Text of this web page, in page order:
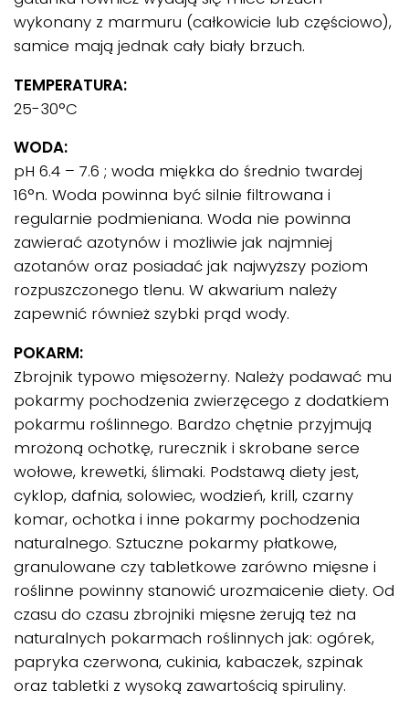
wykonany z marmuru (całkowicie lub częściowo),
samice mają jednak cały biały brzuch.
TEMPERATURA:
25-30°C
WODA:
pH 6.4 – 7.6 ; woda miękka do średnio twardej
16°n. Woda powinna być silnie filtrowana i
regularnie podmieniana. Woda nie powinna
zawierać azotynów i możliwie jak najmniej
azotanów oraz posiadać jak najwyższy poziom
rozpuszczonego tlenu. W akwarium należy
zapewnić również szybki prąd wody.
POKARM:
Zbrojnik typowo mięsożerny. Należy podawać mu
pokarmy pochodzenia zwierzęcego z dodatkiem
pokarmu roślinnego. Bardzo chętnie przyjmują
mrożoną ochotkę, rurecznik i skrobane serce
wołowe, krewetki, ślimaki. Podstawą diety jest,
cyklop, dafnia, solowiec, wodzień, krill, czarny
komar, ochotka i inne pokarmy pochodzenia
naturalnego. Sztuczne pokarmy płatkowe,
granulowane czy tabletkowe zarówno mięsne i
roślinne powinny stanowić urozmaicenie diety. Od
czasu do czasu zbrojniki mięsne żerują też na
naturalnych pokarmach roślinnych jak: ogórek,
papryka czerwona, cukinia, kabaczek, szpinak
oraz tabletki z wysoką zawartością spiruliny.